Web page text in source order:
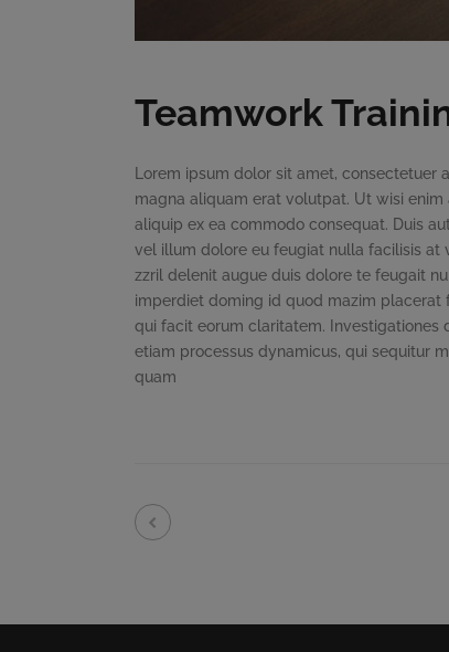
Teamwork
Lorem ipsum dolor sit amet,
magna aliquam erat volutpat. Ut wisi
aliquip ex ea commodo consequat. Duis
vel illum dolore eu feugiat nulla facilisis at
zzril delenit augue duis dolore te feugait
imperdiet doming id quod mazim placerat
qui facit eorum claritatem. Investigationes
etiam processus dynamicus, qui sequitur
quam